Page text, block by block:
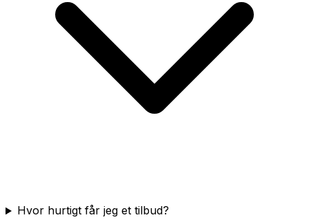
Hvor hurtigt får jeg et tilbud?